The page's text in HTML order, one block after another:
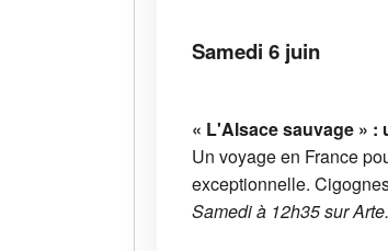
Samedi 6 juin
« L'Alsace sauvage » :
Un voyage en France
exceptionnelle.
Samedi à 12h35 sur Arte.